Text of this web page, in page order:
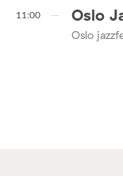
11:00 Oslo
Oslo